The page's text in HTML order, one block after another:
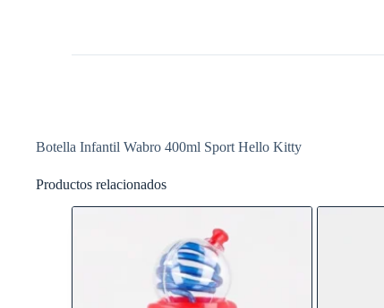
Botella Infantil Wabro 400ml Sport Hello Kitty
Productos relacionados